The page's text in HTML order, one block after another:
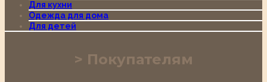
Для кухни
Одежда для дома
Для детей
Покупателям